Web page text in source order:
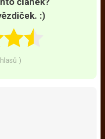
:)
hlasů )